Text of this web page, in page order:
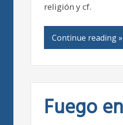
religión y cf.
Continue reading »
Fuego